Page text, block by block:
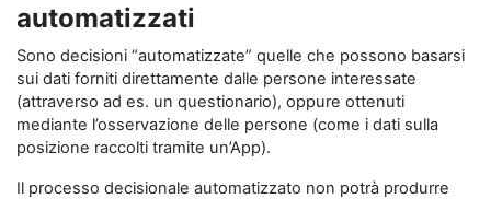
automatizzati
Sono decisioni “automatizzate” quelle che possono basarsi
sui dati forniti direttamente dalle persone interessate
(attraverso ad es. un questionario), oppure ottenuti
mediante l’osservazione delle persone (come i dati sulla
posizione raccolti tramite un’App).
Il processo decisionale automatizzato non potrà produrre